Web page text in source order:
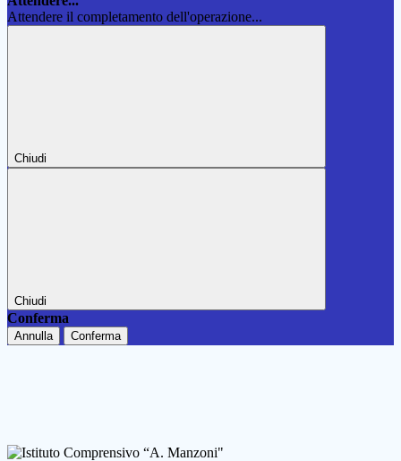
Attendere il completamento dell'operazione...
Chiudi
Chiudi
Conferma
Annulla Conferma